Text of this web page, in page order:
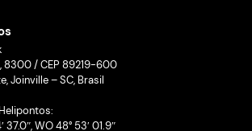
8300 / CEP 89219-600
Joinville – SC, Brasil
37.0″, WO 48° 53′ 01.9″